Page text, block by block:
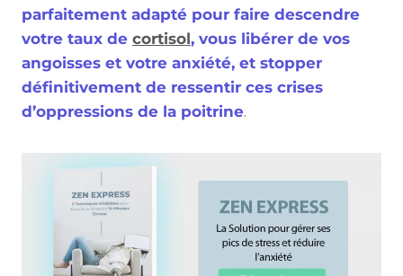
parfaitement adapté pour faire descendre
votre taux de cortisol, vous libérer de vos
angoisses et votre anxiété, et stopper
définitivement de ressentir ces crises
d’oppressions de la poitrine.